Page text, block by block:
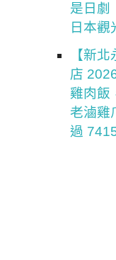
是日劇
日本觀
【新
店
雞肉飯
老滷雞
過